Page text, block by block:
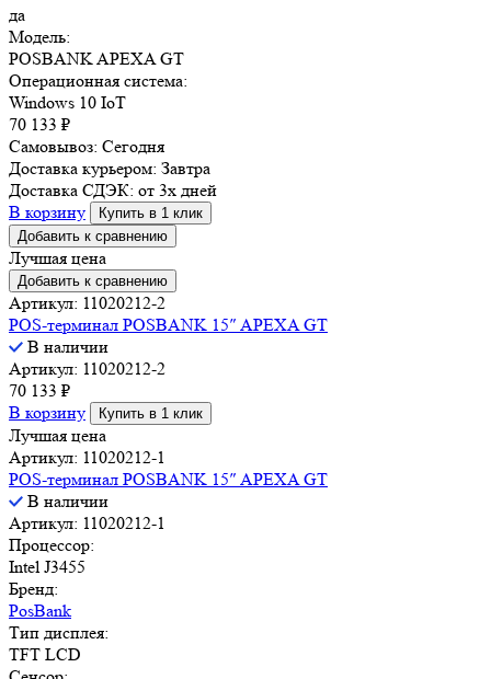
да
Модель:
POSBANK APEXA GT
Операционная система:
Windows 10 IoT
70 133 ₽
Самовывоз: Сегодня
Доставка курьером: Завтра
Доставка СДЭК: от 3х дней
В корзину
Купить в 1 клик
Добавить к сравнению
Лучшая цена
Добавить к сравнению
Артикул: 11020212-2
POS-терминал POSBANK 15″ APEXA GT
В наличии
Артикул: 11020212-2
70 133 ₽
В корзину
Купить в 1 клик
Лучшая цена
Артикул: 11020212-1
POS-терминал POSBANK 15″ APEXA GT
В наличии
Артикул: 11020212-1
Процессор:
Intel J3455
Бренд:
PosBank
Тип дисплея:
TFT LCD